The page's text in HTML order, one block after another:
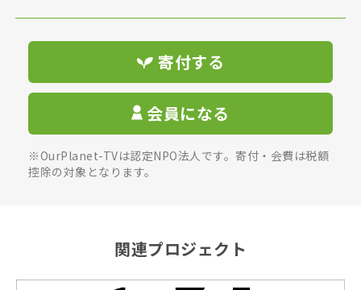
寄付する
会員になる
※OurPlanet-TVは認定NPO法人です。寄付・会費は税額
控除の対象となります。
関連プロジェクト